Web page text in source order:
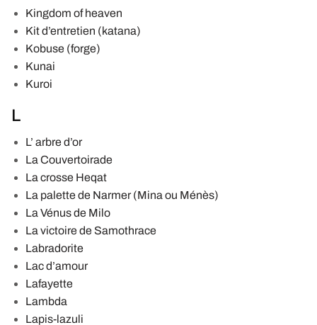
Kingdom of heaven
Kit d’entretien (katana)
Kobuse (forge)
Kunai
Kuroi
L
L’ arbre d’or
La Couvertoirade
La crosse Heqat
La palette de Narmer (Mina ou Ménès)
La Vénus de Milo
La victoire de Samothrace
Labradorite
Lac d’amour
Lafayette
Lambda
Lapis-lazuli